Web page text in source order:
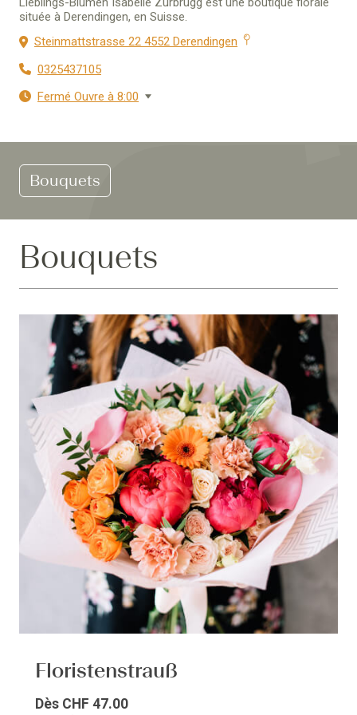
située à Derendingen, en Suisse.
Steinmattstrasse 22 4552 Derendingen
0325437105
Fermé Ouvre à 8:00
Bouquets
Bouquets
Floristenstrauß
Dès CHF 47.00